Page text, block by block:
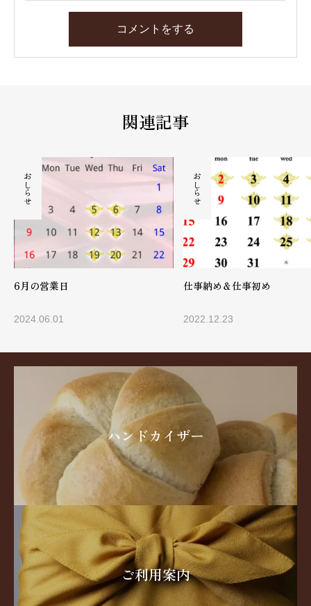
コメントをする
関連記事
6月の営業日
2024.06.01
おしらせ
仕事納め＆仕事初め
2022.12.23
おしらせ
ハンドカイザー
ご利用案内